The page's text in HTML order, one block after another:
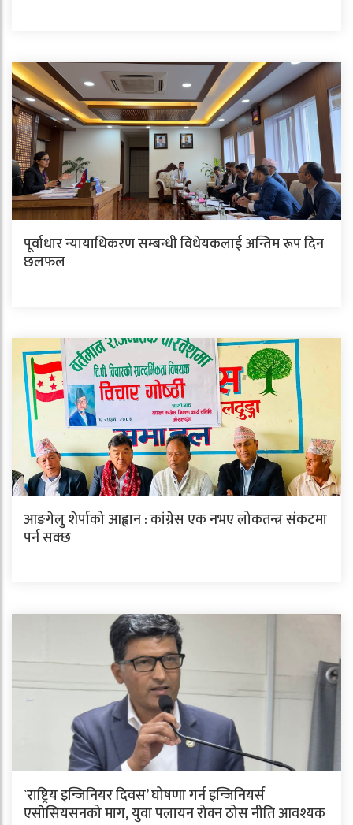
पूर्वाधार न्यायाधिकरण सम्बन्धी विधेयकलाई अन्तिम रूप दिन
छलफल
आङगेलु शेर्पाको आह्वान : कांग्रेस एक नभए लोकतन्त्र संकटमा
पर्न सक्छ
`राष्ट्रिय इन्जिनियर दिवस’ घोषणा गर्न इन्जिनियर्स
एसाेसियसनको माग, युवा पलायन रोक्न ठोस नीति आवश्यक